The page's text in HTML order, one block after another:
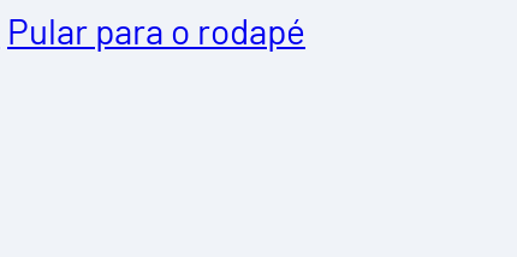
Pular para o rodapé